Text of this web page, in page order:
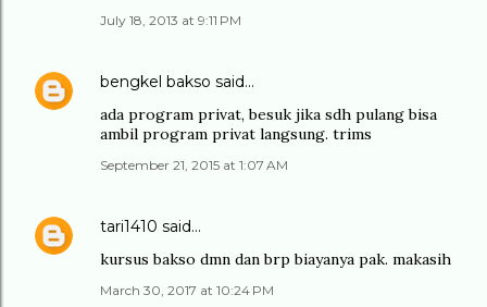
July 18, 2013 at 9:11 PM
bengkel bakso said…
ada program privat, besuk jika sdh pulang bisa
ambil program privat langsung. trims
September 21, 2015 at 1:07 AM
tari1410 said…
kursus bakso dmn dan brp biayanya pak. makasih
March 30, 2017 at 10:24 PM